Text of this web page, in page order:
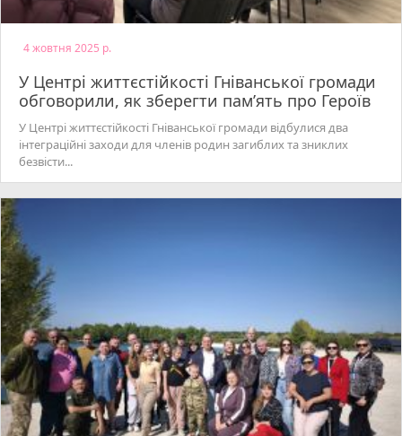
4 жовтня 2025 р.
У Центрі життєстійкості Гніванської громади
обговорили, як зберегти пам’ять про Героїв
У Центрі життєстійкості Гніванської громади відбулися два
інтеграційні заходи для членів родин загиблих та зниклих
безвісти...